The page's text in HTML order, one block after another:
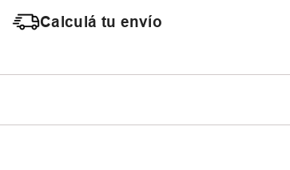
Calculá tu envío